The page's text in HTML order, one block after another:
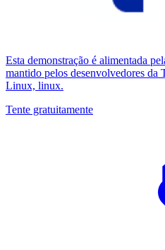
Esta demonstração é alimentada
mantido pelos desenvolvedores
Linux, linux.
Tente gratuitamente